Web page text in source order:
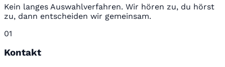
Kein langes Auswahlverfahren. Wir hören zu, du hörst
zu, dann entscheiden wir gemeinsam.
01
Kontakt